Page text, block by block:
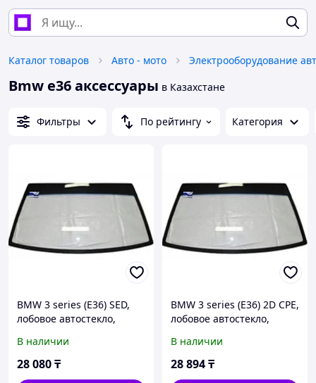
Каталог товаров Авто - мото Электрооборудование
Bmw e36 аксессуары в Казахстане
Фильтры По рейтингу Категория
BMW 3 series (E36) SED,
лобовое автостекло,
В наличии
28 080₸
BMW 3 series (E36) 2D CPE,
лобовое автостекло,
В наличии
28 894₸